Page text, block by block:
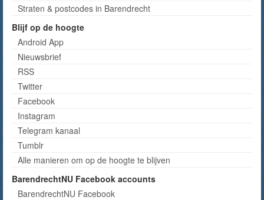
Straten & postcodes in Barendrecht
Blijf op de hoogte
Android App
Nieuwsbrief
RSS
Twitter
Facebook
Instagram
Telegram kanaal
Tumblr
Alle manieren om op de hoogte te blijven
BarendrechtNU Facebook accounts
BarendrechtNU Facebook